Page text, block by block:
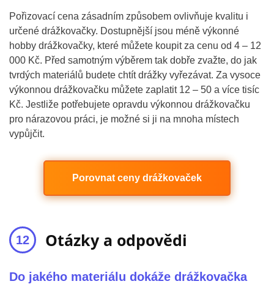
Pořizovací cena zásadním způsobem ovlivňuje kvalitu i
určené drážkovačky. Dostupnější jsou méně výkonné
hobby drážkovačky, které můžete koupit za cenu od 4 – 12
000 Kč. Před samotným výběrem tak dobře zvažte, do jak
tvrdých materiálů budete chtít drážky vyřezávat. Za vysoce
výkonnou drážkovačku můžete zaplatit 12 – 50 a více tisíc
Kč. Jestliže potřebujete opravdu výkonnou drážkovačku
pro nárazovou práci, je možné si ji na mnoha místech
vypůjčit.
Porovnat ceny drážkovaček
Otázky a odpovědi
Do jakého materiálu dokáže drážkovačka